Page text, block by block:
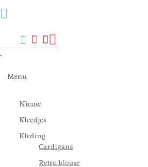
Verlanglijst
Mijn
account
Zoek
.
Menu
Nieuw
Kleedjes
Kleding
Cardigans
Retro blouse